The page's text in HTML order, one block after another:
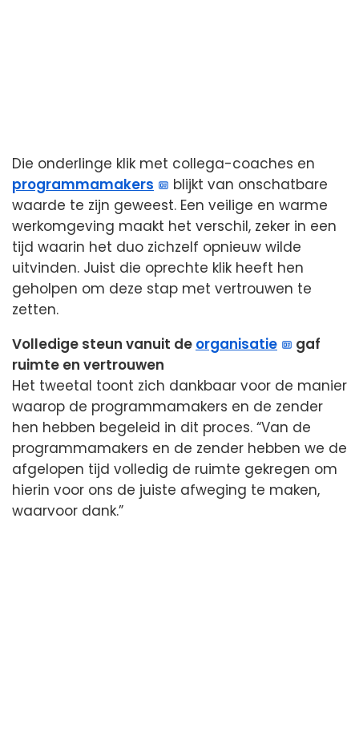
Die onderlinge klik met collega-coaches en
programmamakers
blijkt van onschatbare
waarde te zijn geweest. Een veilige en warme
werkomgeving maakt het verschil, zeker in een
tijd waarin het duo zichzelf opnieuw wilde
uitvinden. Juist die oprechte klik heeft hen
geholpen om deze stap met vertrouwen te
zetten.
Volledige steun vanuit de organisatie
gaf
ruimte en vertrouwen
Het tweetal toont zich dankbaar voor de manier
waarop de programmamakers en de zender
hen hebben begeleid in dit proces. “Van de
programmamakers en de zender hebben we de
afgelopen tijd volledig de ruimte gekregen om
hierin voor ons de juiste afweging te maken,
waarvoor dank.”